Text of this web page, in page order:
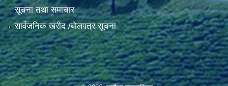
सूचना तथा समाचार
सार्वजनिक खरीद /बोलपत्र सूचना